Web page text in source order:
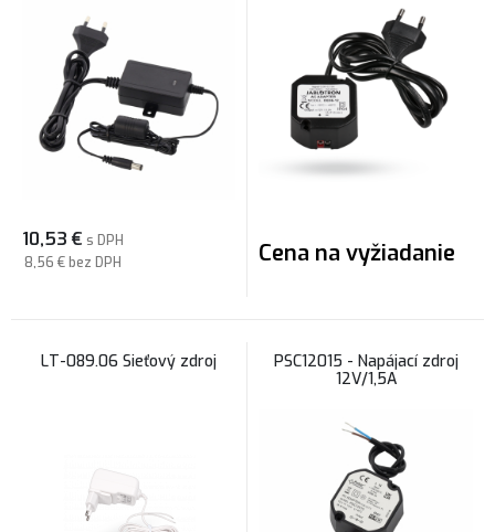
10,53 € s DPH
8,56 €bez DPH Cena na vyžiadanie
LT-089.06 Sieťový zdroj
PSC12015 - Napájací zdroj
12V/1,5A